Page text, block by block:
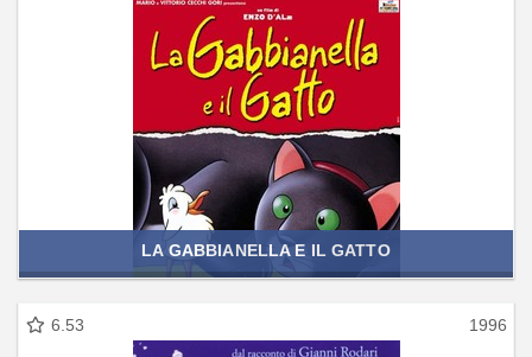
LA GABBIANELLA E IL GATTO
6.53 1996